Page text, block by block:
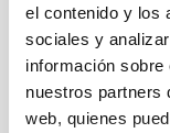
el contenido y los
sociales y
información sobre
nuestros partners
web, quienes